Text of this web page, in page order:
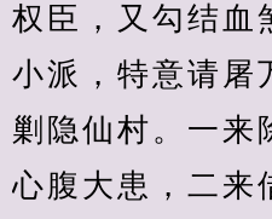
权臣，又勾结血
小派，特意请屠
剿隐仙村。一来
心腹大患，二来